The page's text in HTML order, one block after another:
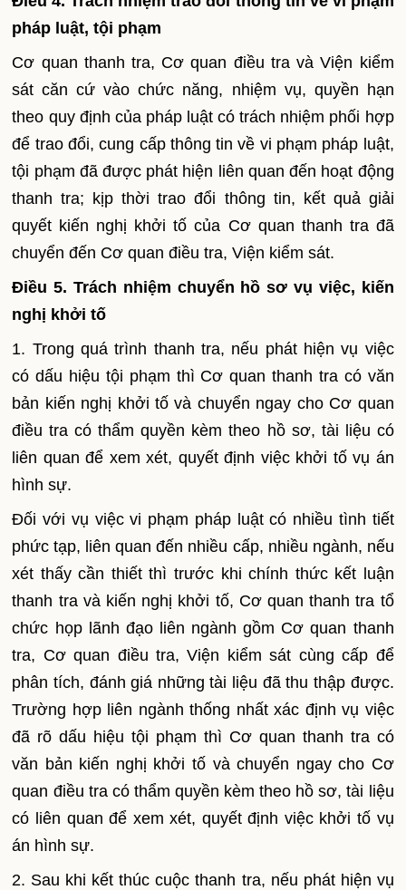
pháp luật, tội phạm
Cơ quan thanh tra, Cơ quan điều tra và Viện kiểm
sát căn cứ vào chức năng, nhiệm vụ, quyền hạn
theo quy định của pháp luật có trách nhiệm phối hợp
để trao đổi, cung cấp thông tin về vi phạm pháp luật,
tội phạm đã được phát hiện liên quan đến hoạt động
thanh tra; kịp thời trao đổi thông tin, kết quả giải
quyết kiến nghị khởi tố của Cơ quan thanh tra đã
chuyển đến Cơ quan điều tra, Viện kiểm sát.
Điều 5. Trách nhiệm chuyển hồ sơ vụ việc, kiến
nghị khởi tố
1. Trong quá trình thanh tra, nếu phát hiện vụ việc
có dấu hiệu tội phạm thì Cơ quan thanh tra có văn
bản kiến nghị khởi tố và chuyển ngay cho Cơ quan
điều tra có thẩm quyền kèm theo hồ sơ, tài liệu có
liên quan để xem xét, quyết định việc khởi tố vụ án
hình sự.
Đối với vụ việc vi phạm pháp luật có nhiều tình tiết
phức tạp, liên quan đến nhiều cấp, nhiều ngành, nếu
xét thấy cần thiết thì trước khi chính thức kết luận
thanh tra và kiến nghị khởi tố, Cơ quan thanh tra tổ
chức họp lãnh đạo liên ngành gồm Cơ quan thanh
tra, Cơ quan điều tra, Viện kiểm sát cùng cấp để
phân tích, đánh giá những tài liệu đã thu thập được.
Trường hợp liên ngành thống nhất xác định vụ việc
đã rõ dấu hiệu tội phạm thì Cơ quan thanh tra có
văn bản kiến nghị khởi tố và chuyển ngay cho Cơ
quan điều tra có thẩm quyền kèm theo hồ sơ, tài liệu
có liên quan để xem xét, quyết định việc khởi tố vụ
án hình sự.
2. Sau khi kết thúc cuộc thanh tra, nếu phát hiện vụ